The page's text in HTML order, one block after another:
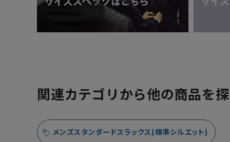
関連カテゴリから他の商品を
メンズスタンダードスラックス(標準シルエット)